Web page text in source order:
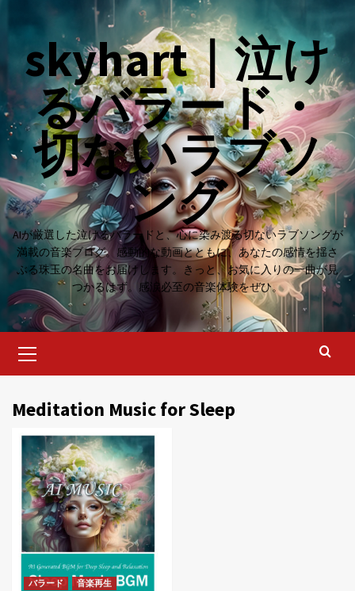
contentskyhart｜泣け
るバラード・
切ないラブソ
ング
AIが厳選した泣けるバラードと、心に染み渡る切ないラブソングが
満載の音楽ブログ。感動的な動画とともに、あなたの感情を揺さ
ぶる珠玉の名曲をお届けします。きっと、お気に入りの一曲が見
つかるはず。感涙必至の音楽体験をぜひ。
Menu
Meditation Music for Sleep
バラード 音楽再生